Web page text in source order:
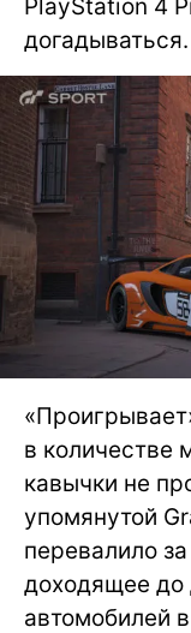
PlayStation 4
догадываться.
в количестве
кавычки не
упомянутой
перевалило
доходящее до
автомобилей